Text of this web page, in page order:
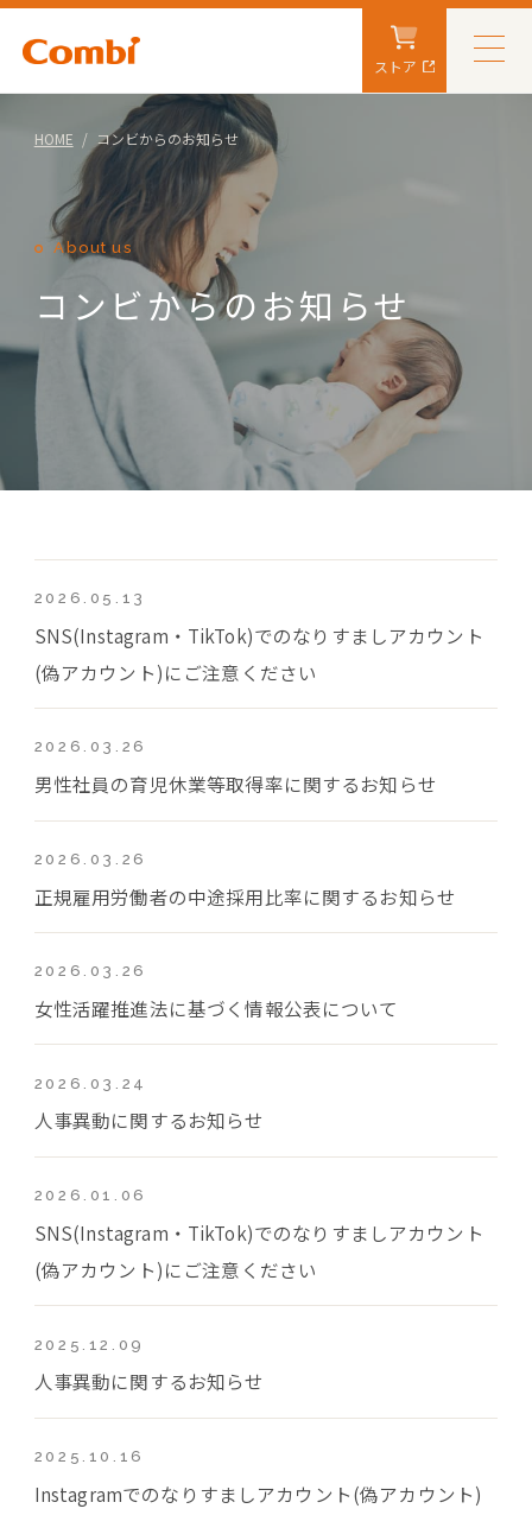
ストア
HOME コンビからのお知らせ
About us
コンビからのお知らせ
2026.05.13
SNS(Instagram・TikTok)でのなりすましアカウント
(偽アカウント)にご注意ください
2026.03.26
男性社員の育児休業等取得率に関するお知らせ
2026.03.26
正規雇用労働者の中途採用比率に関するお知らせ
2026.03.26
女性活躍推進法に基づく情報公表について
2026.03.24
人事異動に関するお知らせ
2026.01.06
SNS(Instagram・TikTok)でのなりすましアカウント
(偽アカウント)にご注意ください
2025.12.09
人事異動に関するお知らせ
2025.10.16
Instagramでのなりすましアカウント(偽アカウント)